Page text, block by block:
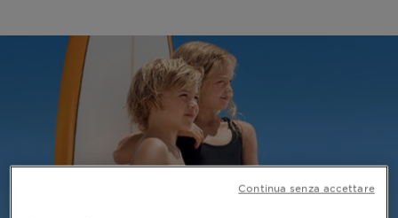
Continua senza accettare